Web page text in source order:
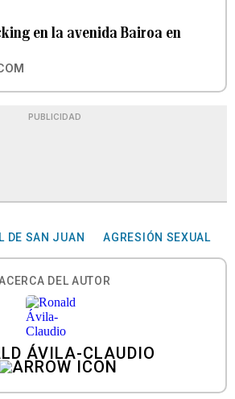
en la avenida Bairoa en
PUBLICIDAD
DE SAN JUAN AGRESIÓN SEXUAL
DEL AUTOR
ÁVILA-CLAUDIO